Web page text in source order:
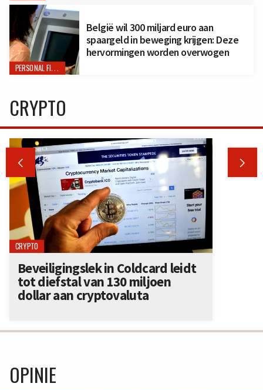
PERSONAL FINANCE
België wil 300 miljard euro aan
spaargeld in beweging krijgen: Deze
hervormingen worden overwogen
CRYPTO
 
CRYPTO
Beveiligingslek in Coldcard leidt
tot diefstal van 130 miljoen
dollar aan cryptovaluta
OPINIE